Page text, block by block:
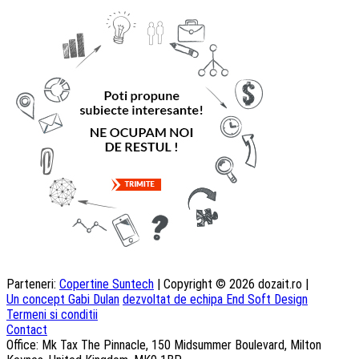
Parteneri: Copertine Suntech | Copyright © 2026 dozait.ro |
Un concept Gabi Dulan dezvoltat de echipa End Soft Design
Termeni si conditii
Contact
Office: Mk Tax The Pinnacle, 150 Midsummer Boulevard, Milton